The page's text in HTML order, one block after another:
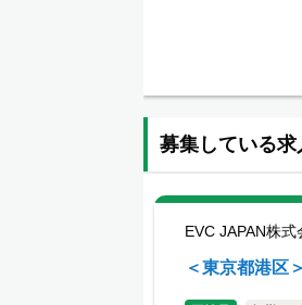
募集している求
EVC JAPAN株式
＜東京都港区